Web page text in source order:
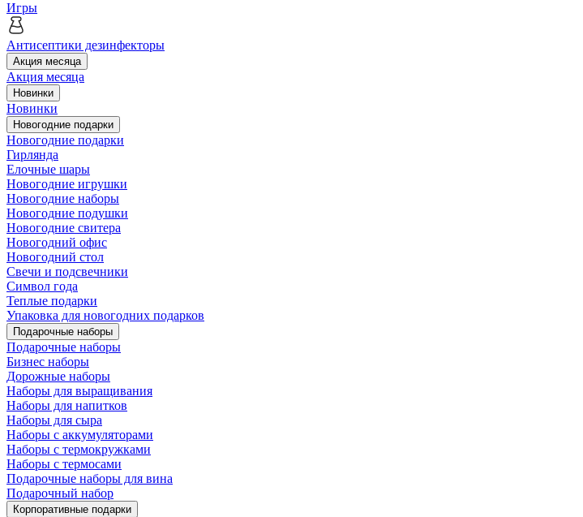
Игры
Антисептики дезинфекторы
Акция месяца
Акция месяца
Новинки
Новинки
Новогодние подарки
Новогодние подарки
Гирлянда
Елочные шары
Новогодние игрушки
Новогодние наборы
Новогодние подушки
Новогодние свитера
Новогодний офис
Новогодний стол
Свечи и подсвечники
Символ года
Теплые подарки
Упаковка для новогодних подарков
Подарочные наборы
Подарочные наборы
Бизнес наборы
Дорожные наборы
Наборы для выращивания
Наборы для напитков
Наборы для сыра
Наборы с аккумуляторами
Наборы с термокружками
Наборы с термосами
Подарочные наборы для вина
Подарочный набор
Корпоративные подарки